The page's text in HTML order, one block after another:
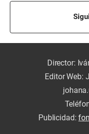
Director:
Editor Web:
Publicidad: